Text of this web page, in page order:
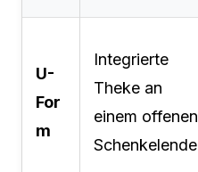
U-
For
m
Integrierte
Theke an
einem offenen
Schenkelende